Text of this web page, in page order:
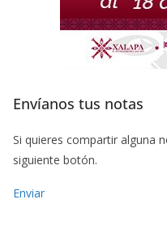
Envíanos tus notas
Si quieres compartir alguna
siguiente botón.
Enviar